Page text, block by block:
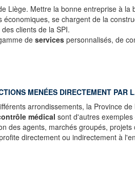
Liège. Mettre la bonne entreprise à la
se chargent de la
clients de la SPI.
de services personnalisés, de
MENÉES DIRECTEMENT PAR
arrondissements, la Province de
médical sont d'autres
des agents, marchés groupés,
directement ou indirectement à